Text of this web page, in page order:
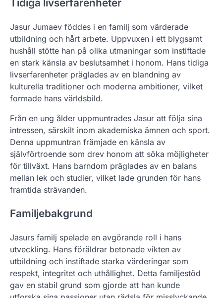
Tidiga livserfarenheter
Jasur Jumaev föddes i en familj som värderade
utbildning och hårt arbete. Uppvuxen i ett blygsamt
hushåll stötte han på olika utmaningar som instiftade
en stark känsla av beslutsamhet i honom. Hans tidiga
livserfarenheter präglades av en blandning av
kulturella traditioner och moderna ambitioner, vilket
formade hans världsbild.
Från en ung ålder uppmuntrades Jasur att följa sina
intressen, särskilt inom akademiska ämnen och sport.
Denna uppmuntran främjade en känsla av
självförtroende som drev honom att söka möjligheter
för tillväxt. Hans barndom präglades av en balans
mellan lek och studier, vilket lade grunden för hans
framtida strävanden.
Familjebakgrund
Jasurs familj spelade en avgörande roll i hans
utveckling. Hans föräldrar betonade vikten av
utbildning och instiftade starka värderingar som
respekt, integritet och uthållighet. Detta familjestöd
gav en stabil grund som gjorde att han kunde